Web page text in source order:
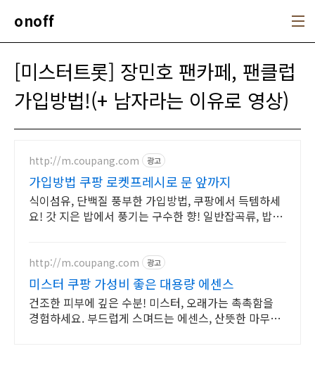
onoff
[미스터트롯] 장민호 팬카페, 팬클럽
가입방법!(+ 남자라는 이유로 영상)
http://m.coupang.com 광고
가입방법 쿠팡 로켓프레시로 문 앞까지
식이섬유, 단백질 풍부한 가입방법, 쿠팡에서 득템하세
요! 갓 지은 밥에서 풍기는 구수한 향! 일반잡곡류, 밥맛
http://m.coupang.com 광고
미스터 쿠팡 가성비 좋은 대용량 에센스
건조한 피부에 깊은 수분! 미스터, 오래가는 촉촉함을
경험하세요. 부드럽게 스며드는 에센스, 산뜻한 마무리